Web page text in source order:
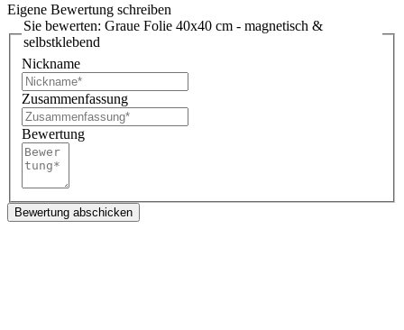
Eigene Bewertung schreiben
Sie bewerten: Graue Folie 40x40 cm - magnetisch &
selbstklebend
Nickname
Zusammenfassung
Bewertung
Bewertung abschicken